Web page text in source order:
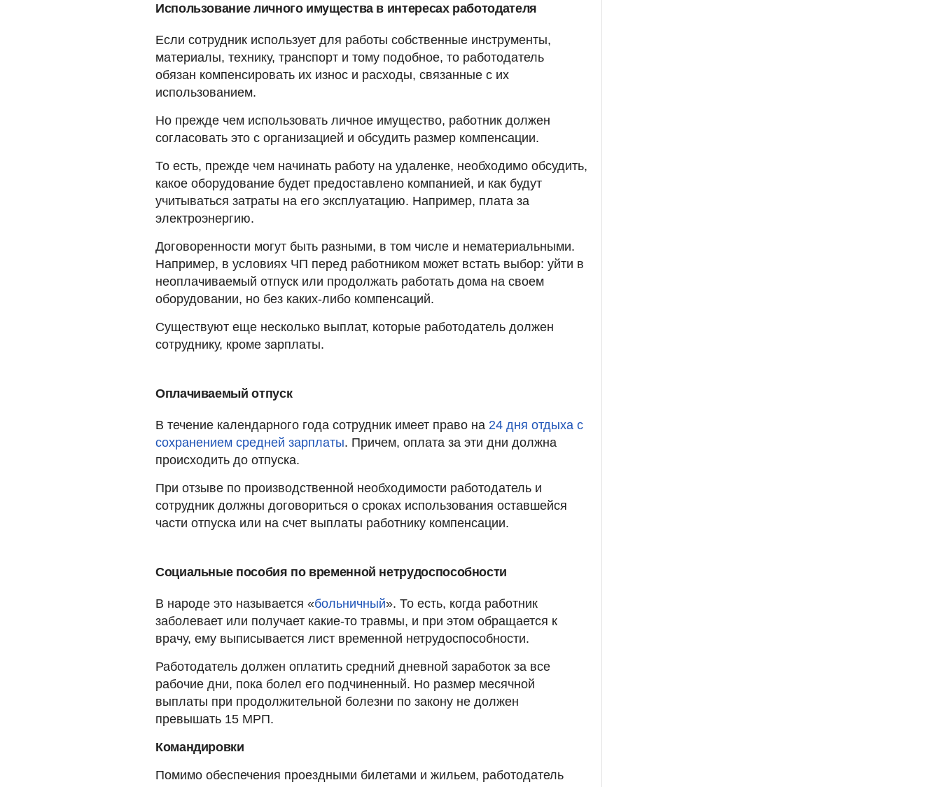
Использование личного имущества в интересах работодателя
Если сотрудник использует для работы собственные инструменты,
материалы, технику, транспорт и тому подобное, то работодатель
обязан компенсировать их износ и расходы, связанные с их
использованием.
Но прежде чем использовать личное имущество, работник должен
согласовать это с организацией и обсудить размер компенсации.
То есть, прежде чем начинать работу на удаленке, необходимо обсудить,
какое оборудование будет предоставлено компанией, и как будут
учитываться затраты на его эксплуатацию. Например, плата за
электроэнергию.
Договоренности могут быть разными, в том числе и нематериальными.
Например, в условиях ЧП перед работником может встать выбор: уйти в
неоплачиваемый отпуск или продолжать работать дома на своем
оборудовании, но без каких-либо компенсаций.
Существуют еще несколько выплат, которые работодатель должен
сотруднику, кроме зарплаты.
Оплачиваемый отпуск
В течение календарного года сотрудник имеет право на 24 дня отдыха с
сохранением средней зарплаты. Причем, оплата за эти дни должна
происходить до отпуска.
При отзыве по производственной необходимости работодатель и
сотрудник должны договориться о сроках использования оставшейся
части отпуска или на счет выплаты работнику компенсации.
Социальные пособия по временной нетрудоспособности
В народе это называется «больничный». То есть, когда работник
заболевает или получает какие-то травмы, и при этом обращается к
врачу, ему выписывается лист временной нетрудоспособности.
Работодатель должен оплатить средний дневной заработок за все
рабочие дни, пока болел его подчиненный. Но размер месячной
выплаты при продолжительной болезни по закону не должен
превышать 15 МРП.
Командировки
Помимо обеспечения проездными билетами и жильем, работодатель